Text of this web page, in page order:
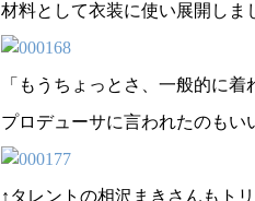
材料として衣装に使い展開しま
「もうちょっとさ、一般的に
プロデューサに言われたのもい
↑タレントの相沢まきさんもトリ